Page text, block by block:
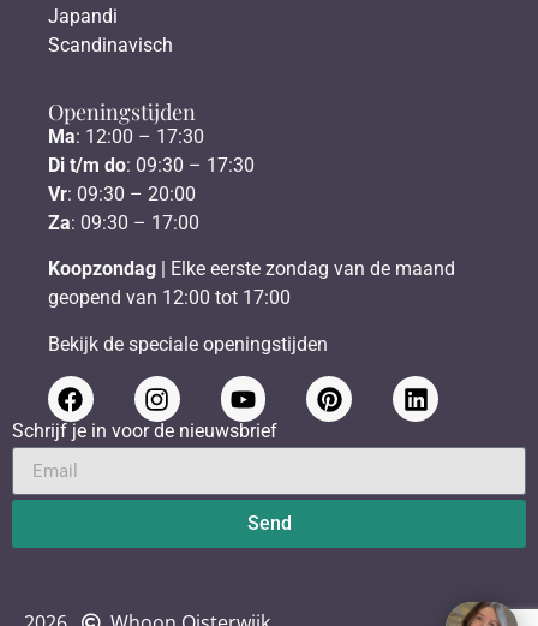
Japandi
Scandinavisch
Openingstijden
Ma: 12:00 – 17:30
Di t/m do: 09:30 – 17:30
Vr: 09:30 – 20:00
Za: 09:30 – 17:00
Koopzondag | Elke eerste zondag van de maand
geopend van 12:00 tot 17:00
Bekijk de speciale openingstijden
Schrijf je in voor de nieuwsbrief
Send